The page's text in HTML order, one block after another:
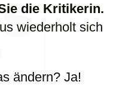
die Kritikerin.
wiederholt sich
ändern? Ja!